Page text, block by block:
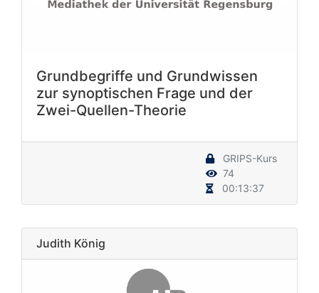
Grundbegriffe und Grundwissen
zur synoptischen Frage und der
Zwei-Quellen-Theorie
GRIPS-Kurs
74
00:13:37
Judith König